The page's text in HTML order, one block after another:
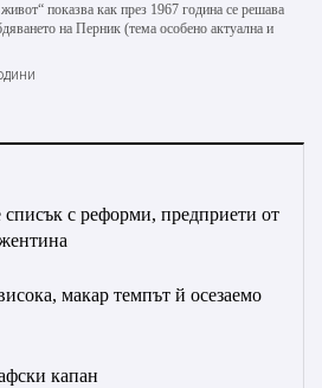
показва как през 1967 година се решава
на Перник (тема особено актуална и
списък с реформи, предприети от
макар темпът й осезаемо
капан